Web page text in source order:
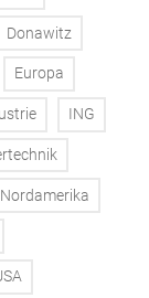
Donawitz
Europa
ING
Nordamerika